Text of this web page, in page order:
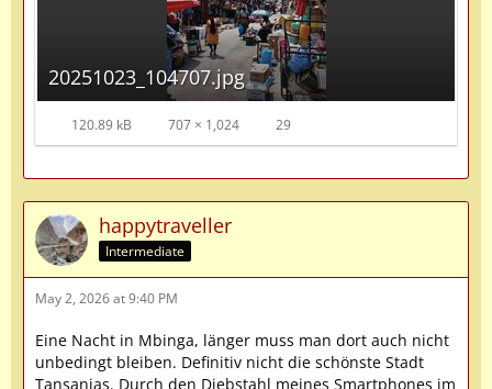
20251023_104707.jpg
120.89 kB 707 × 1,024 29
happytraveller
Intermediate
May 2, 2026 at 9:40 PM
Eine Nacht in Mbinga, länger muss man dort auch nicht
unbedingt bleiben. Definitiv nicht die schönste Stadt
Tansanias. Durch den Diebstahl meines Smartphones im